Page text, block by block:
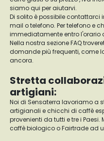
siamo qui per aiutarvi.
Di solito è possibile
mail o telefono. Per telefono e
immediatamente entro l'orario
Nella nostra sezione FAQ
domande più frequenti, come
ancora.
Stretta
artigiani:
Noi di Sensaterra lavoriamo a
artigianali e chicchi di caffè
provenienti da tutti e tre i
caffè biologico o Fairtrade ad